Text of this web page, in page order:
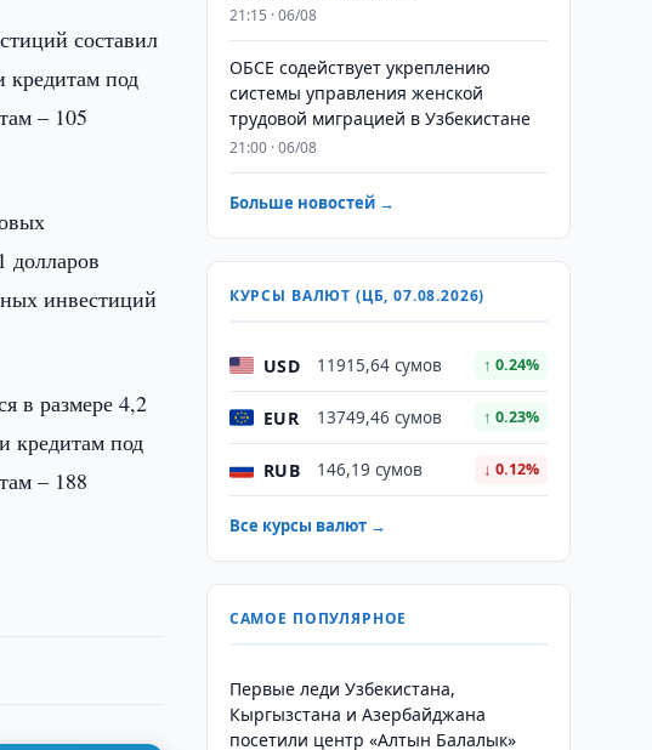
составил
под
– 105
долларов
инвестиций
в размере 4,2
кредитам под
– 188
21:15 · 06/08
ОБСЕ содействует укреплению
системы управления женской
трудовой миграцией в Узбекистане
21:00 · 06/08
Больше новостей →
КУРСЫ ВАЛЮТ (ЦБ, 07.08.2026)
USD 11915,64 сумов ↑ 0.24%
EUR 13749,46 сумов ↑ 0.23%
RUB 146,19 сумов ↓ 0.12%
Все курсы валют →
САМОЕ ПОПУЛЯРНОЕ
Первые леди Узбекистана,
Кыргызстана и Азербайджана
посетили центр «Алтын Балалык»